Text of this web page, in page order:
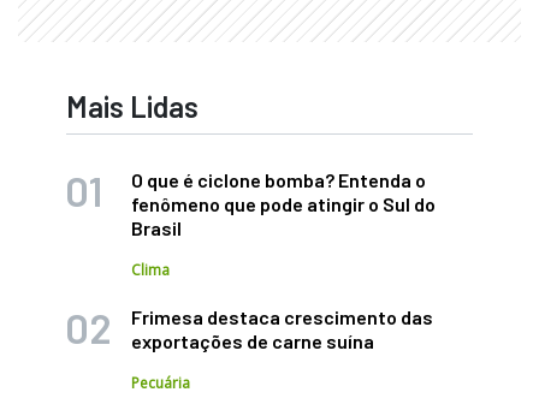
Mais Lidas
O que é ciclone bomba? Entenda o
fenômeno que pode atingir o Sul do
Brasil
Clima
Frimesa destaca crescimento das
exportações de carne suína
Pecuária